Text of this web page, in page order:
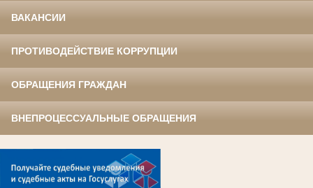
ВАКАНСИИ
ПРОТИВОДЕЙСТВИЕ КОРРУПЦИИ
ОБРАЩЕНИЯ ГРАЖДАН
ВНЕПРОЦЕССУАЛЬНЫЕ ОБРАЩЕНИЯ